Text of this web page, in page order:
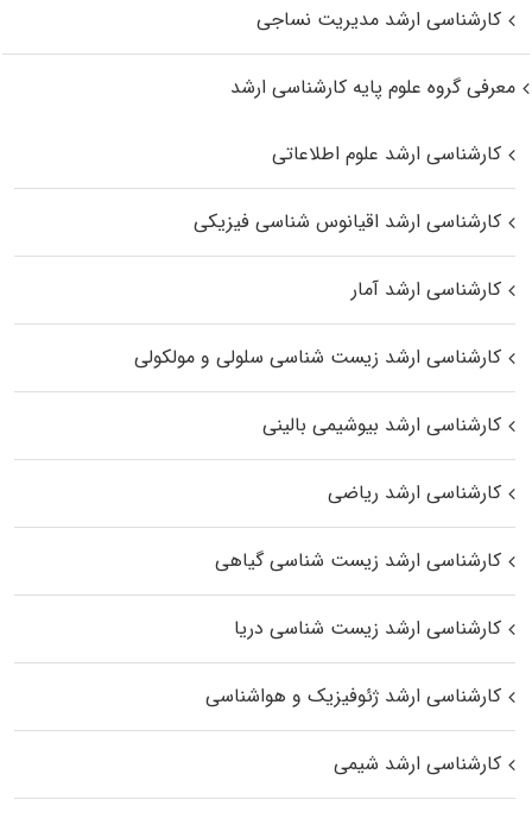
کارشناسی ارشد مدیریت نساجی
معرفی گروه علوم پایه کارشناسی ارشد
کارشناسی ارشد علوم اطلاعاتی
کارشناسی ارشد اقیانوس‌ شناسی فیزیکی
کارشناسی ارشد آمار
کارشناسی ارشد زیست شناسی سلولی و مولکولی
کارشناسی ارشد بیوشیمی بالینی
کارشناسی ارشد ریاضی
کارشناسی ارشد زیست‌ شناسی گیاهی
کارشناسی ارشد زیست‌ شناسی دریا
کارشناسی ارشد ژئوفیزیک و هواشناسی
کارشناسی ارشد شیمی